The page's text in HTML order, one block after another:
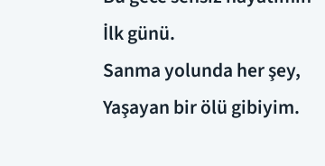
İlk günü.
Sanma yolunda her şey,
Yaşayan bir ölü gibiyim.